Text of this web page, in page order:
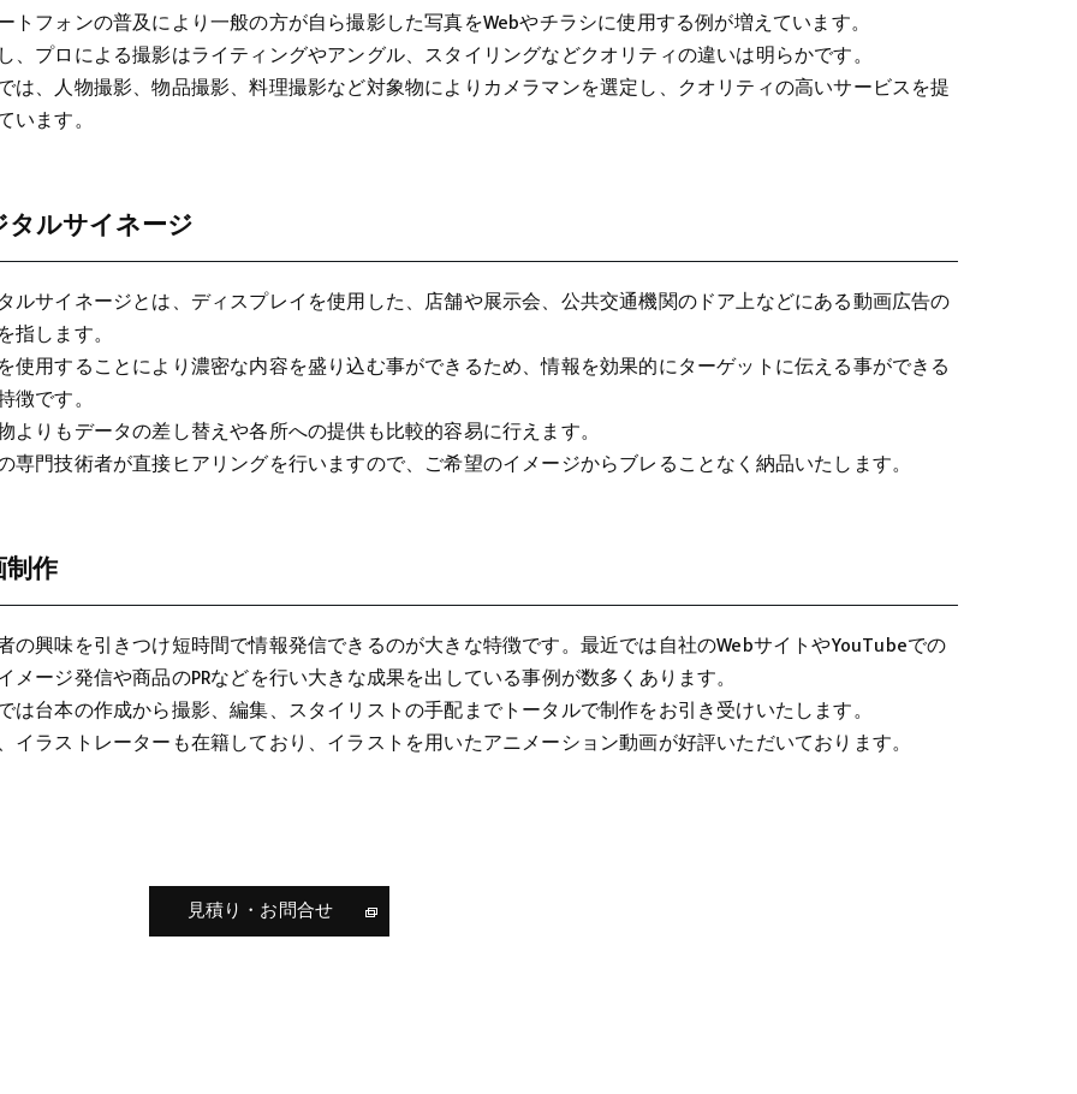
トフォンの普及により一般の方が自ら撮影した写真をWebやチラシに使用する例が増えています。
、プロによる撮影はライティングやアングル、スタイリングなどクオリティの違いは明らかです。
は、人物撮影、物品撮影、料理撮影など対象物によりカメラマンを選定し、クオリティの高いサービスを提
います。
タルサイネージ
ルサイネージとは、ディスプレイを使用した、店舗や展示会、公共交通機関のドア上などにある動画広告の
指します。
使用することにより濃密な内容を盛り込む事ができるため、情報を効果的にターゲットに伝える事ができる
徴です。
よりもデータの差し替えや各所への提供も比較的容易に行えます。
専門技術者が直接ヒアリングを行いますので、ご希望のイメージからブレることなく納品いたします。
作
の興味を引きつけ短時間で情報発信できるのが大きな特徴です。最近では自社のWebサイトやYouTubeでの
メージ発信や商品のPRなどを行い大きな成果を出している事例が数多くあります。
は台本の作成から撮影、編集、スタイリストの手配までトータルで制作をお引き受けいたします。
イラストレーターも在籍しており、イラストを用いたアニメーション動画が好評いただいております。
見積り・お問合せ